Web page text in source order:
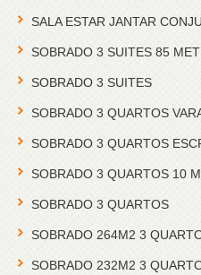
SALA ESTAR JANTAR
SOBRADO 3 SUITES 85
SOBRADO 3 SUITES
SOBRADO 3 QUARTOS
SOBRADO 3 QUARTOS
SOBRADO 3 QUARTOS 10
SOBRADO 3 QUARTOS
SOBRADO 264M2 3
SOBRADO 232M2 3